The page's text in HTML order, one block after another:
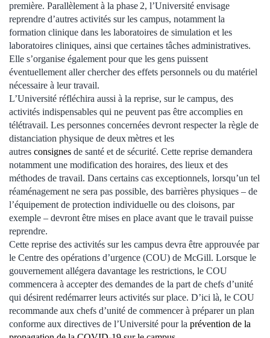
première. Parallèlement à la phase 2, l’Université envisage
reprendre d’autres activités sur les campus, notamment la
formation clinique dans les laboratoires de simulation et les
laboratoires cliniques, ainsi que certaines tâches administratives.
Elle s’organise également pour que les gens puissent
éventuellement aller chercher des effets personnels ou du matériel
nécessaire à leur travail.
L’Université réfléchira aussi à la reprise, sur le campus, des
activités indispensables qui ne peuvent pas être accomplies en
télétravail. Les personnes concernées devront respecter la règle de
distanciation physique de deux mètres et les
autres consignes de santé et de sécurité. Cette reprise demandera
notamment une modification des horaires, des lieux et des
méthodes de travail. Dans certains cas exceptionnels, lorsqu’un tel
réaménagement ne sera pas possible, des barrières physiques – de
l’équipement de protection individuelle ou des cloisons, par
exemple – devront être mises en place avant que le travail puisse
reprendre.
Cette reprise des activités sur les campus devra être approuvée par
le Centre des opérations d’urgence (COU) de McGill. Lorsque le
gouvernement allégera davantage les restrictions, le COU
commencera à accepter des demandes de la part de chefs d’unité
qui désirent redémarrer leurs activités sur place. D’ici là, le COU
recommande aux chefs d’unité de commencer à préparer un plan
conforme aux directives de l’Université pour la prévention de la